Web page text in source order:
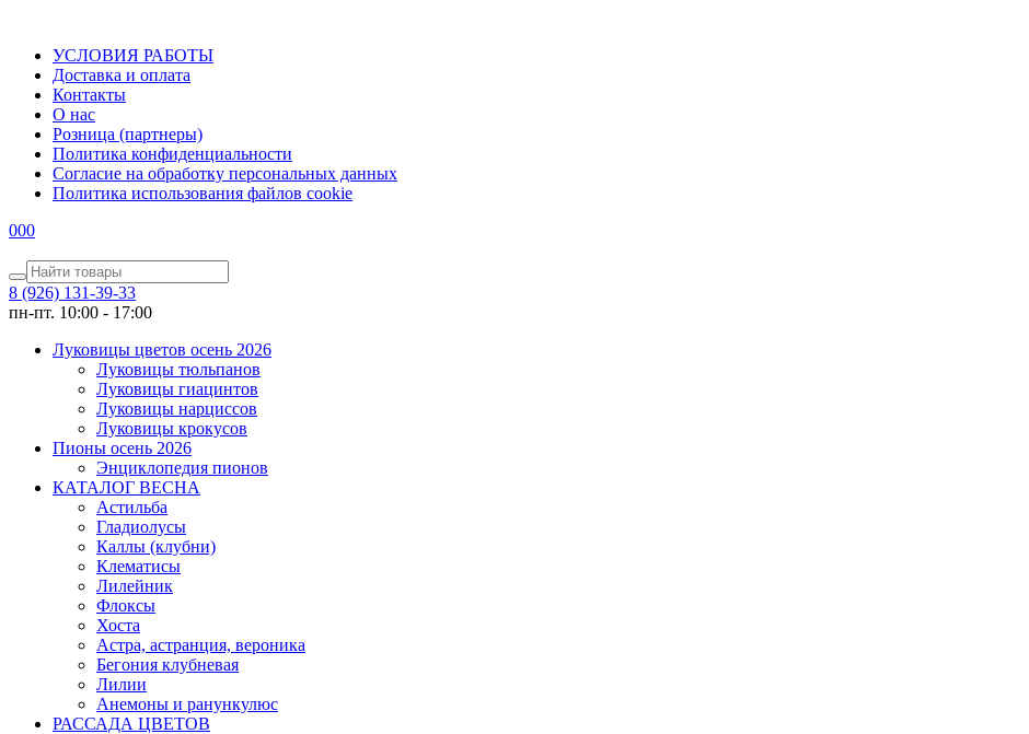
УСЛОВИЯ РАБОТЫ
Доставка и оплата
Контакты
О наc
Розница (партнеры)
Политика конфиденциальности
Согласие на обработку персональных данных
Политика использования файлов сookie
000
8 (926) 131-39-33
пн-пт. 10:00 - 17:00
Луковицы цветов осень 2026
Луковицы тюльпанов
Луковицы гиацинтов
Луковицы нарциссов
Луковицы крокусов
Пионы осень 2026
Энциклопедия пионов
КАТАЛОГ ВЕСНА
Астильба
Гладиолусы
Каллы (клубни)
Клематисы
Лилейник
Флоксы
Хоста
Астра, астранция, вероника
Бегония клубневая
Лилии
Анемоны и ранункулюс
РАССАДА ЦВЕТОВ